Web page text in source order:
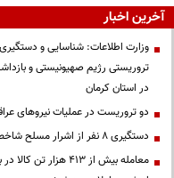
آخرین اخبار
در استان کرمان
دو تروریست در عملیات نیروهای
دستگیری ۸ نفر از اشرار مسلح شاخص و مرتبطین گروهک‌های تروریستی
معامله بیش از ۴۱۳